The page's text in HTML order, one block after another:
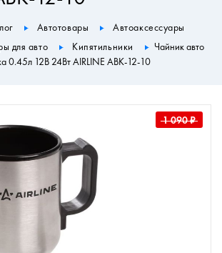
Автотовары
Автоаксессуары
для авто
Кипятильники
Чайник авто
0.45л 12В 24Вт AIRLINE ABK-12-10
1 090₽